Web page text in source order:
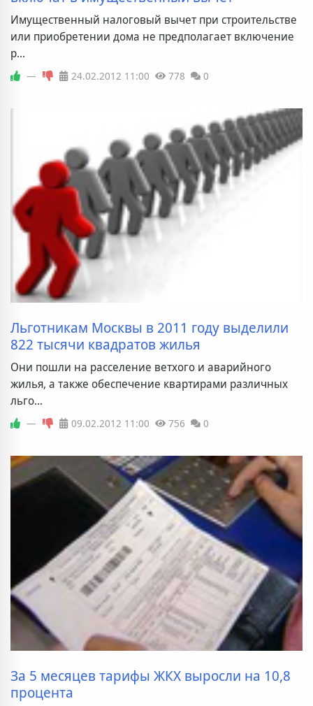
Имущественный налоговый вычет при строительстве
или приобретении дома не предполагает включение
р...
— 24.02.2012 11:00 778 0
Льготникам Москвы в 2011 году выделили
822 тысячи квадратов жилья
Они пошли на расселение ветхого и аварийного
жилья, а также обеспечение квартирами различных
льго...
— 09.02.2012 11:00 756 0
За 5 месяцев тарифы ЖКХ выросли на 10,8
процента